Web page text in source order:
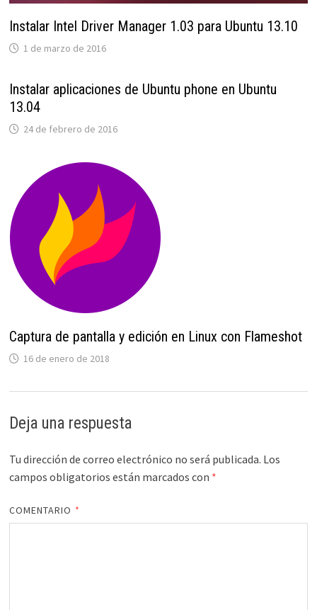
Instalar Intel Driver Manager 1.03 para Ubuntu 13.10
1 de marzo de 2016
Instalar aplicaciones de Ubuntu phone en Ubuntu
13.04
24 de febrero de 2016
Captura de pantalla y edición en Linux con Flameshot
16 de enero de 2018
Deja una respuesta
Tu dirección de correo electrónico no será publicada. Los
campos obligatorios están marcados con *
COMENTARIO *